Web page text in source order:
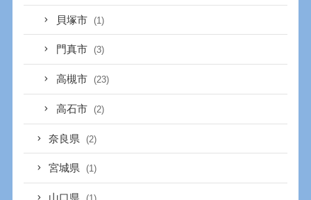
貝塚市 (1)
門真市 (3)
高槻市 (23)
高石市 (2)
奈良県 (2)
宮城県 (1)